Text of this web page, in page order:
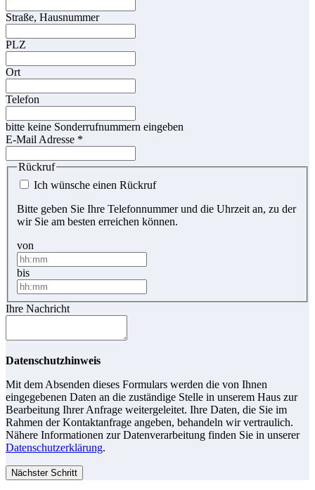
Straße, Hausnummer
PLZ
Ort
Telefon
bitte keine Sonderrufnummern eingeben
E-Mail Adresse *
Rückruf
Ich wünsche einen Rückruf
Bitte geben Sie Ihre Telefonnummer und die Uhrzeit an, zu der
wir Sie am besten erreichen können.
von
bis
Ihre Nachricht
Datenschutzhinweis
Mit dem Absenden dieses Formulars werden die von Ihnen
eingegebenen Daten an die zuständige Stelle in unserem Haus zur
Bearbeitung Ihrer Anfrage weitergeleitet. Ihre Daten, die Sie im
Rahmen der Kontaktanfrage angeben, behandeln wir vertraulich.
Nähere Informationen zur Datenverarbeitung finden Sie in unserer
Datenschutzerklärung.
Nächster Schritt